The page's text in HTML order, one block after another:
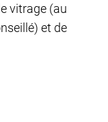
vitrage (au
et de